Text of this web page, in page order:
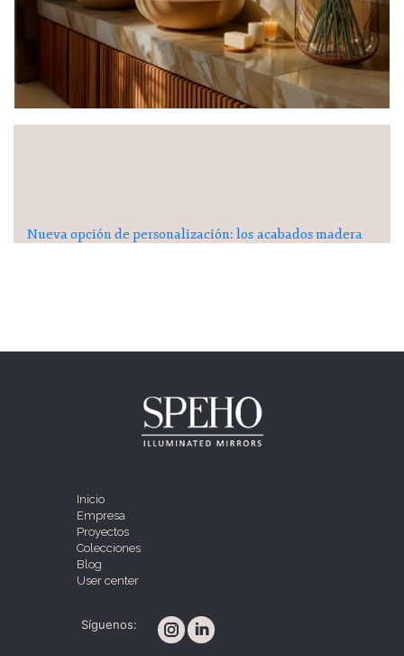
Nueva opción de personalización: los acabados madera
Inicio
Empresa
Proyectos
Colecciones
Blog
User center
Síguenos: